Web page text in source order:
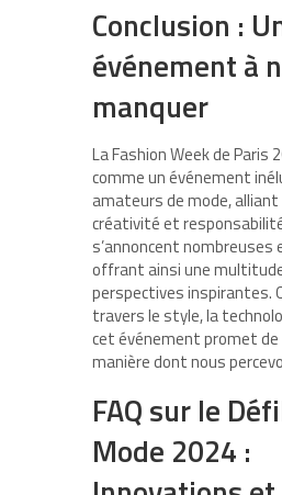
Conclusion :
événement à
manquer
La Fashion Week de Paris
comme un événement
amateurs de mode,
créativité et
s’annoncent nombreuses
offrant ainsi une
perspectives inspirantes.
travers le style, la
cet événement promet
manière dont nous
FAQ sur le
Mode 2024 :